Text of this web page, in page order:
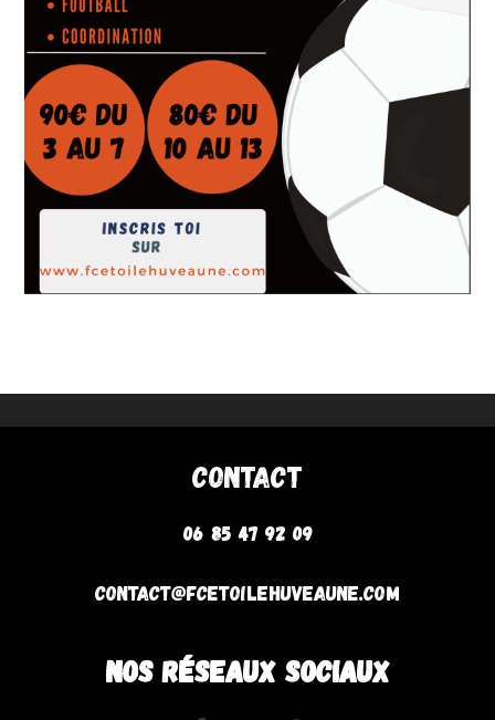
Contact
06 85 47 92 09
contact@fcetoilehuveaune.com
NOS RÉSEAUX SOCIAUX